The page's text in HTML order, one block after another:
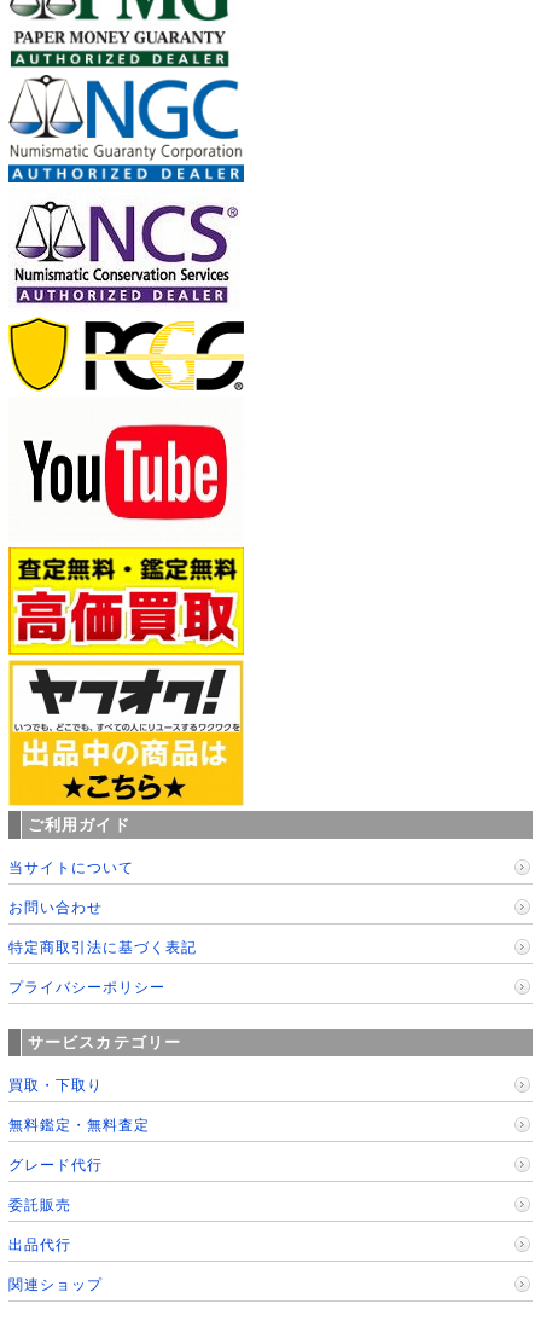
ご利用ガイド
当サイトについて
お問い合わせ
特定商取引法に基づく表記
プライバシーポリシー
サービスカテゴリー
買取・下取り
無料鑑定・無料査定
グレード代行
委託販売
出品代行
関連ショップ